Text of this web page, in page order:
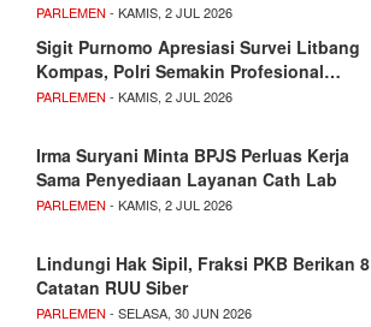
PARLEMEN - KAMIS, 2 JUL 2026
Sigit Purnomo Apresiasi Survei Litbang
Kompas, Polri Semakin Profesional…
PARLEMEN - KAMIS, 2 JUL 2026
Irma Suryani Minta BPJS Perluas Kerja
Sama Penyediaan Layanan Cath Lab
PARLEMEN - KAMIS, 2 JUL 2026
Lindungi Hak Sipil, Fraksi PKB Berikan 8
Catatan RUU Siber
PARLEMEN - SELASA, 30 JUN 2026